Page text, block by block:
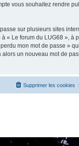
vous souhaitez rendre
sur plusieurs sites
« Le forum du LUG68 », à
mon mot de passe »
un nouveau mot de
Supprimer les cookies